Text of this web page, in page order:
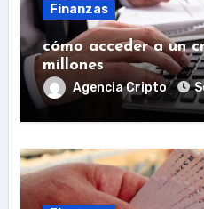
Finanzas
cómo acceder a un
millones
Agencia Cripto